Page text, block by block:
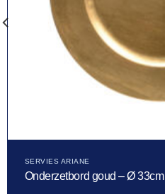
SERVIES ARIANE
Onderzetbord goud – Ø 33cm